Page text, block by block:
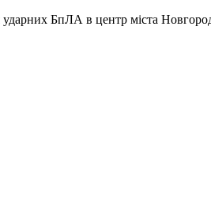
БпЛА в центр міста